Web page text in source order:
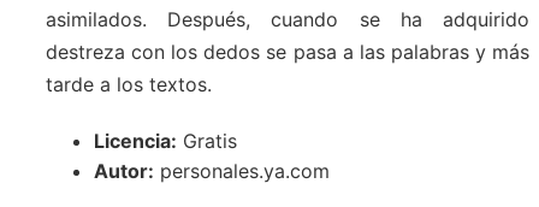
asimilados. Después, cuando se ha adquirido
destreza con los dedos se pasa a las palabras y más
tarde a los textos.
Licencia: Gratis
Autor: personales.ya.com